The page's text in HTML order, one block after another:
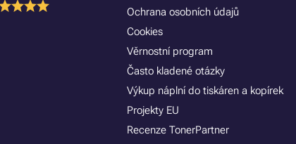
Ochrana osobních údajů
Cookies
Věrnostní program
Často kladené otázky
Výkup náplní do tiskáren a kopírek
Projekty EU
Recenze TonerPartner